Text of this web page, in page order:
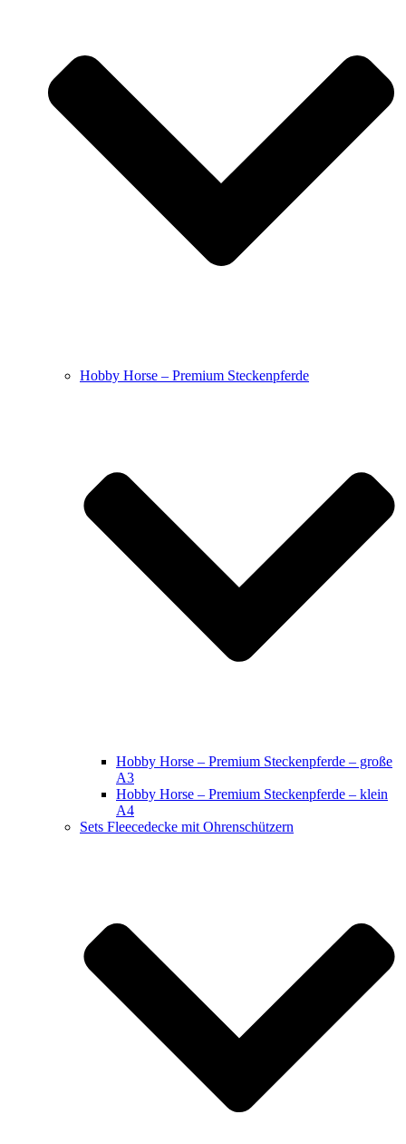
Hobby Horse – Premium Steckenpferde
Hobby Horse – Premium Steckenpferde – große
A3
Hobby Horse – Premium Steckenpferde – klein
A4
Sets Fleecedecke mit Ohrenschützern